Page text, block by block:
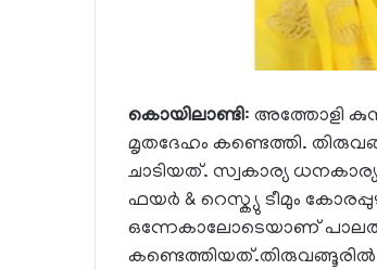
കൊയിലാണ്ടി: അത്തോളി
മൃതദേഹം കണ്ടെത്തി.
ചാടിയത്. സ്വകാര്യ
ഫയർ & റെസ്ക്യു ടീമും
ഒന്നേകാലോടെയാണ്